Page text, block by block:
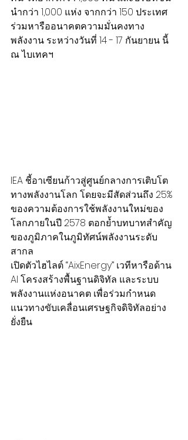
นำกว่า 1,000 แห่ง จากกว่า 150 ประเทศ
ร่วมหารืออนาคตความมั่นคงทาง
พลังงาน ระหว่างวันที่ 14 - 17 กันยายน นี้
ณ ไบเทคฯ
IEA ชี้อาเซียนก้าวสู่ศูนย์กลางการเติบโต
ทางพลังงานโลก โดยจะมีสัดส่วนถึง 25%
ของความต้องการใช้พลังงานใหม่ของ
โลกภายในปี 2578 ตอกย้ำบทบาทสำคัญ
ของภูมิภาคในภูมิทัศน์พลังงานระดับ
สากล
เปิดตัวไฮไลต์ “AixEnergy” เวทีหารือด้าน
AI โครงสร้างพื้นฐานดิจิทัล และระบบ
พลังงานแห่งอนาคต เพื่อร่วมกำหนด
แนวทางขับเคลื่อนเศรษฐกิจดิจิทัลอย่าง
ยั่งยืน